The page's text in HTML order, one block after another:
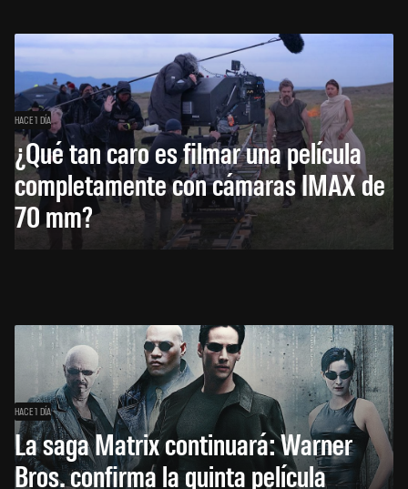
HACE 1 DÍA
¿Qué tan caro es filmar una película
completamente con cámaras IMAX de
70 mm?
HACE 1 DÍA
La saga Matrix continuará: Warner
Bros. confirma la quinta película